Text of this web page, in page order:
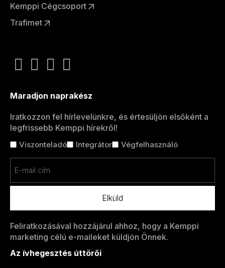
Kemppi Cégcsoport
Trafimet
Maradjon naprakész
Iratkozzon fel hírlevelünkre, és értesüljön elsőként a
legfrissebb Kemppi hírekről!
CímViszonteladó Integrátor Végfelhasználó
(Kötelező)
Feliratkozásával hozzájárul ahhoz, hogy a Kemppi
marketing célú e-maileket küldjön Önnek.
Az ívhegesztés úttörői